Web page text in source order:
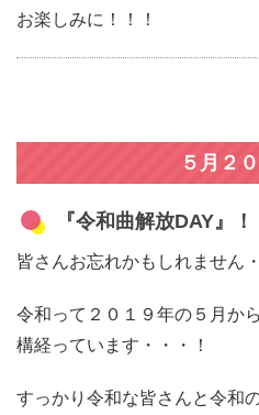
お楽しみに！！！
５月２
『令和曲解放DAY』！
皆さんお忘れかもしれません
令和って２０１９年の５月か
構経っています・・・！
すっかり令和な皆さんと令和